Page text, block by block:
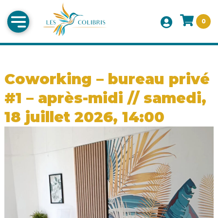
0
Coworking – bureau privé
#1 – après-midi // samedi,
18 juillet 2026, 14:00